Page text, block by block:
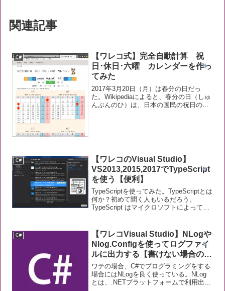
関連記事
C#
【ワレコ式】完全自動計算 祝
日･休日･六曜 カレンダーを作っ
てみた
2017年3月20日（月）は春分の日だっ
た。Wikipediaによると、春分の日（しゅ
んぶんのひ）は、日本の国民の祝日の一
C#
【ワレコのVisual Studio】
VS2013,2015,2017でTypeScript
を使う【便利】
TypeScriptを使ってみた。TypeScriptとは
何か？初めて聞く人もいるだろう。
TypeScript はマイクロソフトによって開
JavaScript の文法を拡張し...
C#
【ワレコVisual Studio】NLogや
Nlog.Configを使ってログファイ
ルに出力する【書けない場合の対
策】
ワテの場合、C#でプログラミングをする
場合にはNLogを良く使っている。NLog
とは、.NETプラットフォームで利用出来